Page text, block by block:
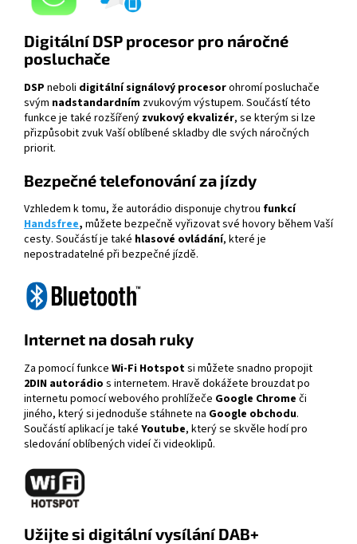
Digitální DSP procesor pro náročné
posluchače
DSP neboli digitální signálový procesorohromí posluchače
svým nadstandardním zvukovým výstupem. Součástí této
funkce je také rozšířený zvukový ekvalizér, se kterým si lze
přizpůsobit zvuk Vaší oblíbené skladby dle svých náročných
priorit.
Bezpečné telefonování za jízdy
Vzhledem k tomu, že autorádio disponuje chytrou funkcí
Handsfree, můžete bezpečně vyřizovat své hovory během Vaší
cesty. Součástí je také hlasové ovládání, které je
nepostradatelné při bezpečné jízdě.
Internet na dosah ruky
Za pomocí funkce Wi-Fi Hotspotsi můžete snadno propojit
2DIN autorádio s internetem. Hravě dokážete brouzdat po
internetu pomocí webového prohlížeče Google Chrome či
jiného, který si jednoduše stáhnete na Google obchodu.
Součástí aplikací je také Youtube, který se skvěle hodí pro
sledování oblíbených videí či videoklipů.
Užijte si digitální vysílání DAB+